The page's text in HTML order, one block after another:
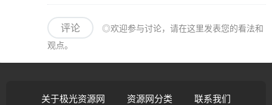
评论
◎欢迎参与讨论，请在这里发表您的看法和
观点。
关于极光资源网 资源网分类 联系我们